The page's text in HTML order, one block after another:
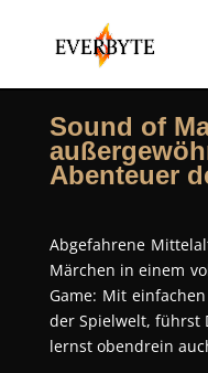
Sound of
Abenteuer
Abgefahrene
Märchen in einem
Game: Mit
der Spielwelt, führst
lernst obendrein